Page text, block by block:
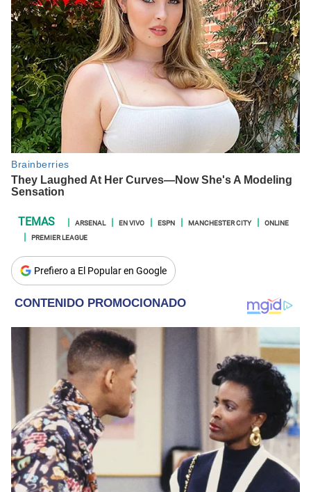
ARSENAL EN VIVO ESPN MANCHESTER CITY
ONLINE
PREMIER LEAGUE
Prefiero a El Popular en Google